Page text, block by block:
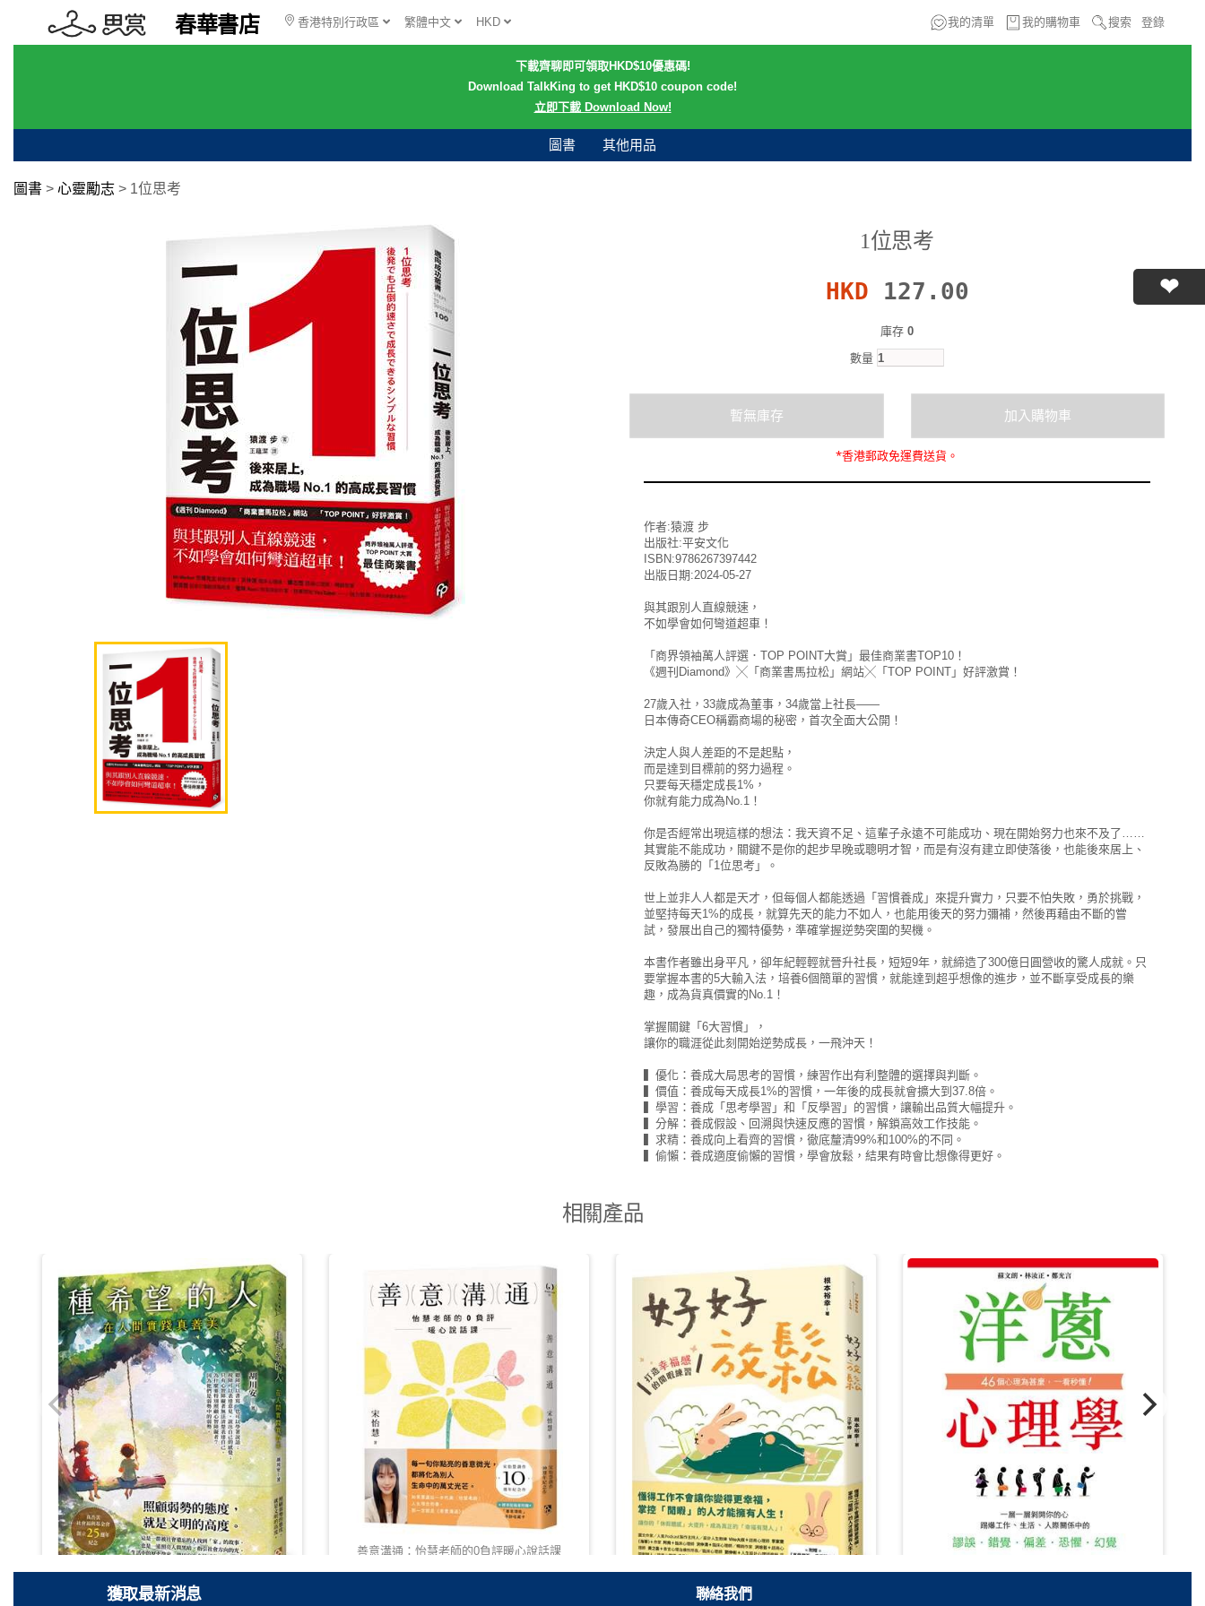
春華書店 香港特別行政區 繁體中文 HKD 我的清單 我的購物車 搜索 登錄
下載齊聊即可領取HKD$10優惠碼!
Download TalkKing to get HKD$10 coupon code!
立即下載 Download Now!
圖書 其他用品
圖書 > 心靈勵志 > 1位思考
1位思考
HKD 127.00
庫存 0
數量
*香港郵政免運費送貨。
作者:猿渡 步
出版社:平安文化
ISBN:9786267397442
出版日期:2024-05-27
與其跟別人直線競速，
不如學會如何彎道超車！
「商界領袖萬人評選．TOP POINT大賞」最佳商業書TOP10！
《週刊Diamond》╳「商業書馬拉松」網站╳「TOP POINT」好評激賞！
27歲入社，33歲成為董事，34歲當上社長――
日本傳奇CEO稱霸商場的秘密，首次全面大公開！
決定人與人差距的不是起點，
而是達到目標前的努力過程。
只要每天穩定成長1%，
你就有能力成為No.1！
你是否經常出現這樣的想法：我天資不足、這輩子永遠不可能成功、現在開始努力也來不及了……
其實能不能成功，關鍵不是你的起步早晚或聰明才智，而是有沒有建立即使落後，也能後來居上、
反敗為勝的「1位思考」。
世上並非人人都是天才，但每個人都能透過「習慣養成」來提升實力，只要不怕失敗，勇於挑戰，
並堅持每天1%的成長，就算先天的能力不如人，也能用後天的努力彌補，然後再藉由不斷的嘗
試，發展出自己的獨特優勢，準確掌握逆勢突圍的契機。
本書作者雖出身平凡，卻年紀輕輕就晉升社長，短短9年，就締造了300億日圓營收的驚人成就。只
要掌握本書的5大輸入法，培養6個簡單的習慣，就能達到超乎想像的進步，並不斷享受成長的樂
趣，成為貨真價實的No.1！
掌握關鍵「6大習慣」，
讓你的職涯從此刻開始逆勢成長，一飛沖天！
▍優化：養成大局思考的習慣，練習作出有利整體的選擇與判斷。
▍價值：養成每天成長1%的習慣，一年後的成長就會擴大到37.8倍。
▍學習：養成「思考學習」和「反學習」的習慣，讓輸出品質大幅提升。
▍分解：養成假設、回溯與快速反應的習慣，解鎖高效工作技能。
▍求精：養成向上看齊的習慣，徹底釐清99%和100%的不同。
▍偷懶：養成適度偷懶的習慣，學會放鬆，結果有時會比想像得更好。
相關產品
種希望的人
善意溝通：怡慧老師的0負評暖心說話課
好好放鬆
獲取最新消息 聯絡我們